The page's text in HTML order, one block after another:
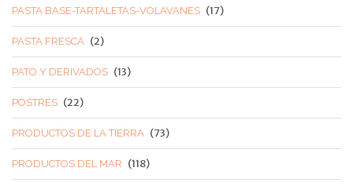
PASTA BASE-TARTALETAS-VOLAVANES (17)
PASTA FRESCA (2)
PATO Y DERIVADOS (13)
POSTRES (22)
PRODUCTOS DE LA TIERRA (73)
PRODUCTOS DEL MAR (118)